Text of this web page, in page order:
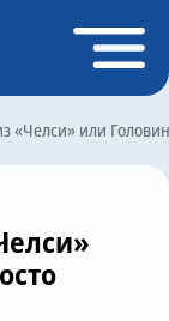
«Челси» или